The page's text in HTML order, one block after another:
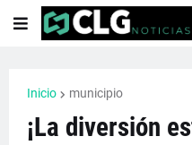
Inicio municipio
¡La diversión